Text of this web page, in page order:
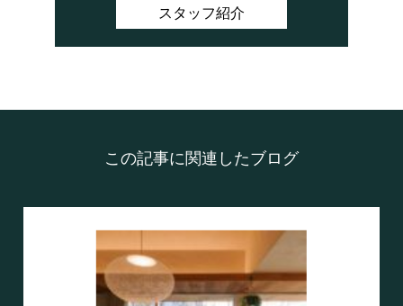
スタッフ紹介
この記事に関連したブログ